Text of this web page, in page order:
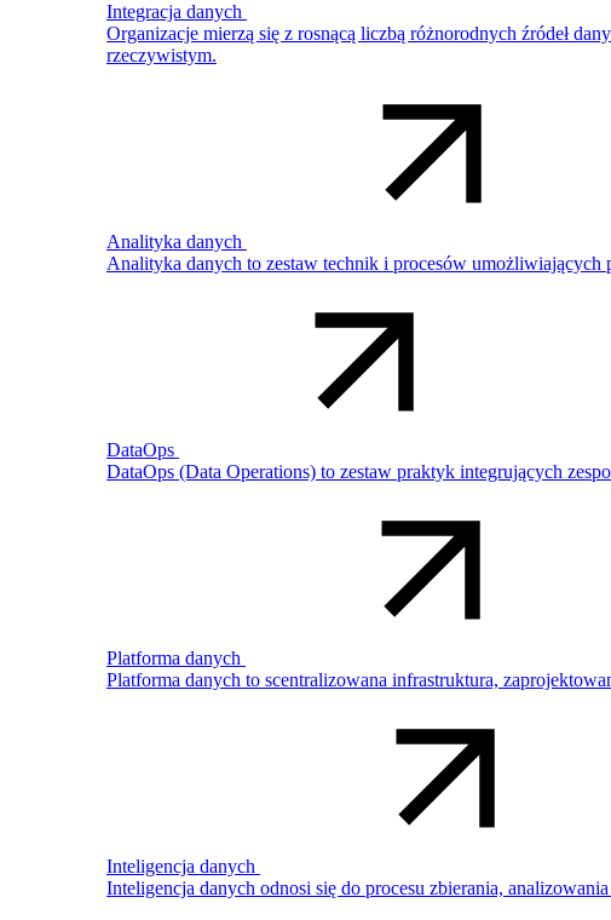
Integracja danych
Organizacje mierzą się z rosnącą liczbą różnorodnych źródeł
rzeczywistym.
Analityka danych
Analityka danych to zestaw technik i procesów umożliwiających
DataOps
DataOps (Data Operations) to zestaw praktyk integrujących
Platforma danych
Platforma danych to scentralizowana infrastruktura,
Inteligencja danych
Inteligencja danych odnosi się do procesu zbierania,